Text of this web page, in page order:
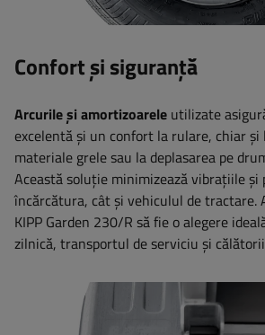
Confort și siguranță
Arcurile și amortizoarele utilizate
excelentă și un confort la rulare, chiar
materiale grele sau la deplasarea pe
Această soluție minimizează vibrațiile și
încărcătura, cât și vehiculul de tractare.
KIPP Garden 230/R să fie o alegere
zilnică, transportul de serviciu și